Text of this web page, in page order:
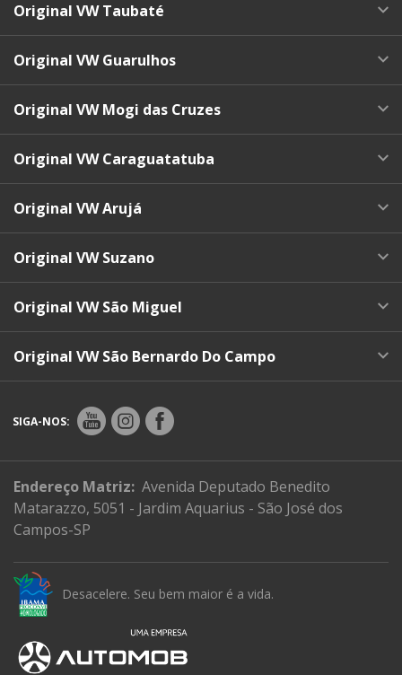
Original VW Taubaté
Original VW Guarulhos
Original VW Mogi das Cruzes
Original VW Caraguatatuba
Original VW Arujá
Original VW Suzano
Original VW São Miguel
Original VW São Bernardo Do Campo
SIGA-NOS:
Endereço Matriz: Avenida Deputado Benedito
Matarazzo, 5051 - Jardim Aquarius - São José dos
Campos-SP
Desacelere. Seu bem maior é a vida.